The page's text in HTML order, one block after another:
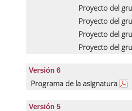
Proyecto del
Proyecto del
Proyecto del
Proyecto del
Versión 6
Programa de la asignatura
Versión 5